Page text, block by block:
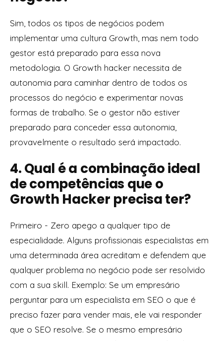
Sim, todos os tipos de negócios podem
implementar uma cultura Growth, mas nem todo
gestor está preparado para essa nova
metodologia. O Growth hacker necessita de
autonomia para caminhar dentro de todos os
processos do negócio e experimentar novas
formas de trabalho. Se o gestor não estiver
preparado para conceder essa autonomia,
provavelmente o resultado será impactado.
4. Qual é a combinação ideal
de competências que o
Growth Hacker precisa ter?
Primeiro - Zero apego a qualquer tipo de
especialidade. Alguns profissionais especialistas em
uma determinada área acreditam e defendem que
qualquer problema no negócio pode ser resolvido
com a sua skill. Exemplo: Se um empresário
perguntar para um especialista em SEO o que é
preciso fazer para vender mais, ele vai responder
que o SEO resolve. Se o mesmo empresário